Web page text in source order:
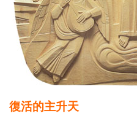
復活的主升天